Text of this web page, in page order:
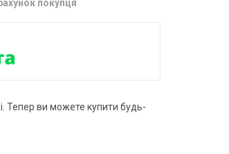
покупця
Тепер ви можете купити будь-